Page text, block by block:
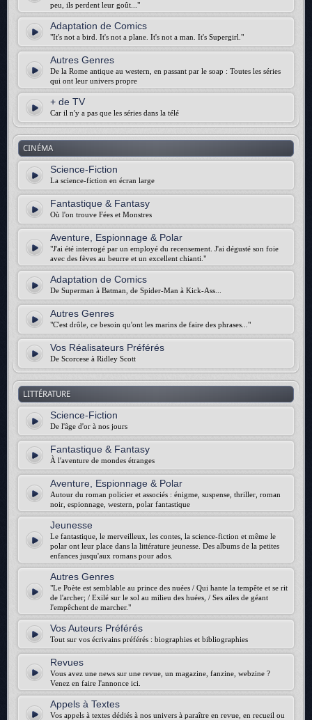
peu, ils perdent leur goût..."
Adaptation de Comics
"It's not a bird. It's not a plane. It's not a man. It's Supergirl."
Autres Genres
De la Rome antique au western, en passant par le soap : Toutes les séries
qui ont leur univers propre
+ de TV
Car il n'y a pas que les séries dans la télé
CINÉMA
Science-Fiction
La science-fiction en écran large
Fantastique & Fantasy
Où l'on trouve Fées et Monstres
Aventure, Espionnage & Polar
"J'ai été interrogé par un employé du recensement. J'ai dégusté son foie
avec des fèves au beurre et un excellent chianti."
Adaptation de Comics
De Superman à Batman, de Spider-Man à Kick-Ass...
Autres Genres
"C'est drôle, ce besoin qu'ont les marins de faire des phrases..."
Vos Réalisateurs Préférés
De Scorcese à Ridley Scott
LITTÉRATURE
Science-Fiction
De l'âge d'or à nos jours
Fantastique & Fantasy
À l'aventure de mondes étranges
Aventure, Espionnage & Polar
Autour du roman policier et associés : énigme, suspense, thriller, roman
noir, espionnage, western, polar fantastique
Jeunesse
Le fantastique, le merveilleux, les contes, la science-fiction et même le
polar ont leur place dans la littérature jeunesse. Des albums de la petites
enfances jusqu'aux romans pour ados.
Autres Genres
"Le Poète est semblable au prince des nuées / Qui hante la tempête et se rit
de l'archer; / Exilé sur le sol au milieu des huées, / Ses ailes de géant
l'empêchent de marcher."
Vos Auteurs Préférés
Tout sur vos écrivains préférés : biographies et bibliographies
Revues
Vous avez une news sur une revue, un magazine, fanzine, webzine ?
Venez en faire l'annonce ici.
Appels à Textes
Vos appels à textes dédiés à nos univers à paraître en revue, en recueil ou